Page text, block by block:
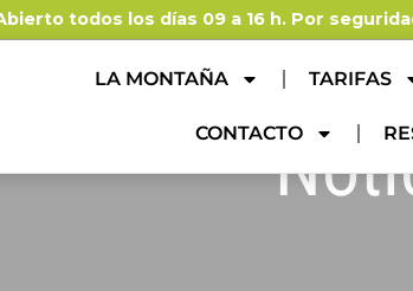
todos los días 09 a 16 h. Por
LA MONTAÑA TARIFAS
CONTACTO